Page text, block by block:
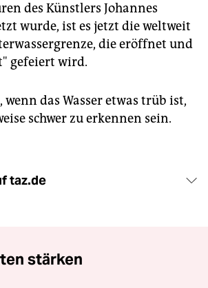
des Künstlers Johannes
wurde, ist es jetzt die weltweit
die eröffnet und
gefeiert wird.
das Wasser etwas trüb ist,
schwer zu erkennen sein.
taz.de
stärken